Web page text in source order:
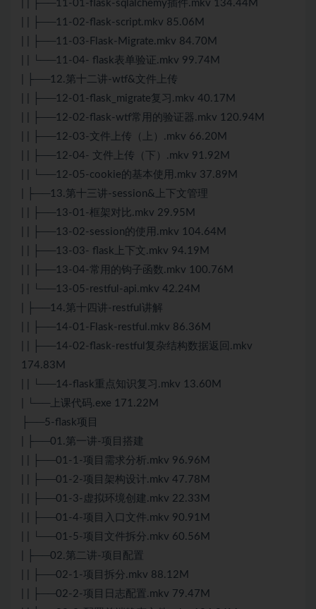
| | ├──11-01-flask-sqlalchemy插件.mkv 134.44M
| | ├──11-02-flask-script.mkv 85.06M
| | ├──11-03-Flask-Migrate.mkv 84.70M
| | └──11-04- flask表单验证.mkv 99.74M
| ├──12.第十二讲-wtf&文件上传
| | ├──12-01-flask_migrate复习.mkv 40.17M
| | ├──12-02-flask-wtf常用的验证器.mkv 120.94M
| | ├──12-03-文件上传（上）.mkv 66.20M
| | ├──12-04- 文件上传（下）.mkv 91.92M
| | └──12-05-cookie的基本使用.mkv 37.89M
| ├──13.第十三讲-session&上下文管理
| | ├──13-01-框架对比.mkv 29.95M
| | ├──13-02-session的使用.mkv 104.64M
| | ├──13-03- flask上下文.mkv 94.19M
| | ├──13-04-常用的钩子函数.mkv 100.76M
| | └──13-05-restful-api.mkv 42.24M
| ├──14.第十四讲-restful讲解
| | ├──14-01-Flask-restful.mkv 86.36M
| | ├──14-02-flask-restful复杂结构数据返回.mkv
174.83M
| | └──14-flask重点知识复习.mkv 13.60M
| └──上课代码.exe 171.22M
├──5-flask项目
| ├──01.第一讲-项目搭建
| | ├──01-1-项目需求分析.mkv 96.96M
| | ├──01-2-项目架构设计.mkv 47.78M
| | ├──01-3-虚拟环境创建.mkv 22.33M
| | ├──01-4-项目入口文件.mkv 90.91M
| | └──01-5-项目文件拆分.mkv 60.56M
| ├──02.第二讲-项目配置
| | ├──02-1-项目拆分.mkv 88.12M
| | ├──02-2-项目日志配置.mkv 79.47M